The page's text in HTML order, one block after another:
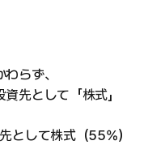
らず、
先として「株式」
として株式（55%）